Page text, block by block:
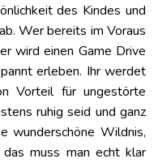
des Kindes und
Wer bereits im Voraus
wird einen Game Drive
erleben. Ihr werdet
Vorteil für ungestörte
ruhig seid und ganz
wunderschöne Wildnis,
muss man echt klar